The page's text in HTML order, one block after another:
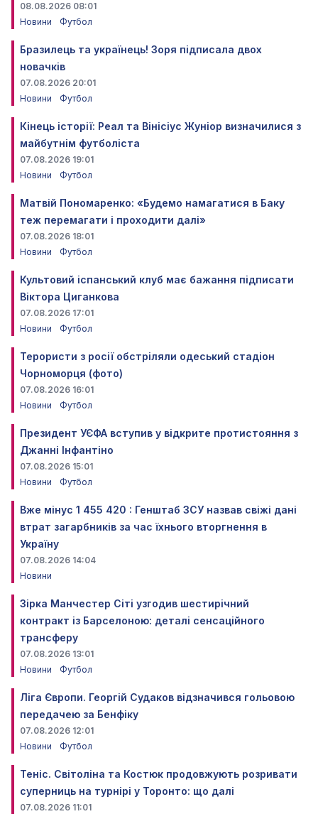
08.08.2026 08:01
Новини
Футбол
Бразилець та українець! Зоря підписала двох
новачків
07.08.2026 20:01
Новини
Футбол
Кінець історії: Реал та Вінісіус Жуніор визначилися з
майбутнім футболіста
07.08.2026 19:01
Новини
Футбол
Матвій Пономаренко: «Будемо намагатися в Баку
теж перемагати і проходити далі»
07.08.2026 18:01
Новини
Футбол
Культовий іспанський клуб має бажання підписати
Віктора Циганкова
07.08.2026 17:01
Новини
Футбол
Терористи з росії обстріляли одеський стадіон
Чорноморця (фото)
07.08.2026 16:01
Новини
Футбол
Президент УЄФА вступив у відкрите протистояння з
Джанні Інфантіно
07.08.2026 15:01
Новини
Футбол
Вже мінус 1 455 420 : Генштаб ЗСУ назвав свіжі дані
втрат загарбників за час їхнього вторгнення в
Україну
07.08.2026 14:04
Новини
Зірка Манчестер Сіті узгодив шестирічний
контракт із Барселоною: деталі сенсаційного
трансферу
07.08.2026 13:01
Новини
Футбол
Ліга Європи. Георгій Судаков відзначився гольовою
передачею за Бенфіку
07.08.2026 12:01
Новини
Футбол
Теніс. Світоліна та Костюк продовжують розривати
суперниць на турнірі у Торонто: що далі
07.08.2026 11:01